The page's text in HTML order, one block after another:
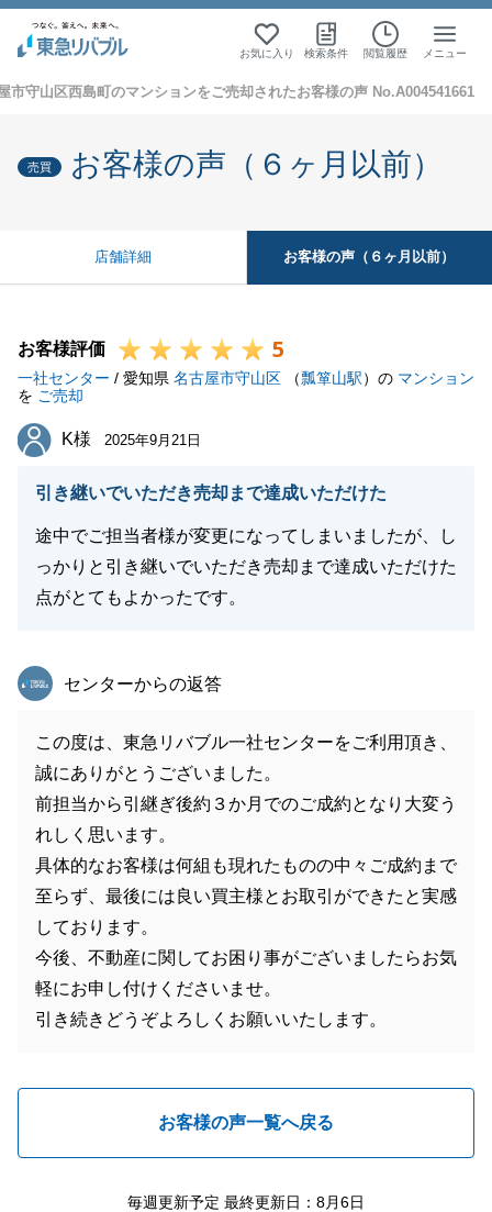
お気に入り 検索条件 閲覧履歴 メニュー
市守山区西島町のマンションをご売却されたお客様の声 No.A004541661
売買 お客様の声（６ヶ月以前）
店舗詳細 お客様の声（６ヶ月以前）
お客様評価 5
一社センター / 愛知県 名古屋市守山区 （瓢箪山駅）の マンション
を ご売却
K様
K様 2025年9月21日
引き継いでいただき売却まで達成いただけた
途中でご担当者様が変更になってしまいましたが、し
っかりと引き継いでいただき売却まで達成いただけた
点がとてもよかったです。
東急リバブル
センターからの返答
この度は、東急リバブル一社センターをご利用頂き、
誠にありがとうございました。
前担当から引継ぎ後約３か月でのご成約となり大変う
れしく思います。
具体的なお客様は何組も現れたものの中々ご成約まで
至らず、最後には良い買主様とお取引ができたと実感
しております。
今後、不動産に関してお困り事がございましたらお気
軽にお申し付けくださいませ。
引き続きどうぞよろしくお願いいたします。
お客様の声一覧へ戻る
毎週更新予定 最終更新日：8月6日